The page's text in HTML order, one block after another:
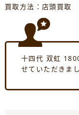
買取方法：店頭買取
十四代 双虹
せていただきま